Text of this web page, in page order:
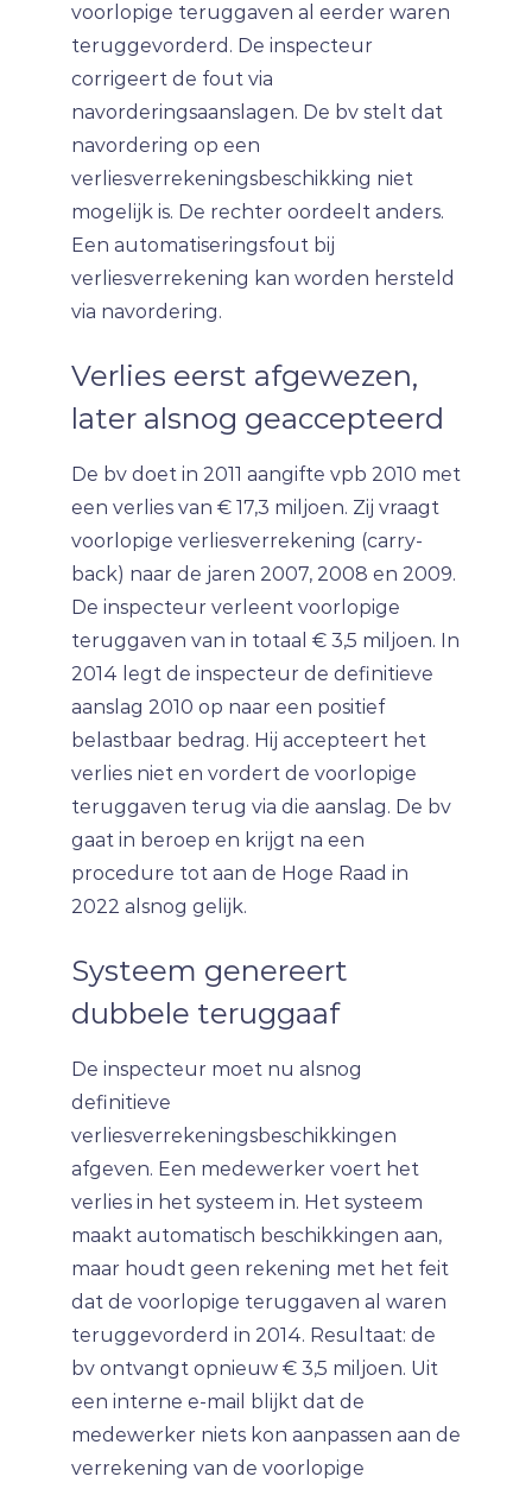
voorlopige teruggaven al eerder waren
teruggevorderd. De inspecteur
corrigeert de fout via
navorderingsaanslagen. De bv stelt dat
navordering op een
verliesverrekeningsbeschikking niet
mogelijk is. De rechter oordeelt anders.
Een automatiseringsfout bij
verliesverrekening kan worden hersteld
via navordering.
Verlies eerst afgewezen,
later alsnog geaccepteerd
De bv doet in 2011 aangifte vpb 2010 met
een verlies van € 17,3 miljoen. Zij vraagt
voorlopige verliesverrekening (carry-
back) naar de jaren 2007, 2008 en 2009.
De inspecteur verleent voorlopige
teruggaven van in totaal € 3,5 miljoen. In
2014 legt de inspecteur de definitieve
aanslag 2010 op naar een positief
belastbaar bedrag. Hij accepteert het
verlies niet en vordert de voorlopige
teruggaven terug via die aanslag. De bv
gaat in beroep en krijgt na een
procedure tot aan de Hoge Raad in
2022 alsnog gelijk.
Systeem genereert
dubbele teruggaaf
De inspecteur moet nu alsnog
definitieve
verliesverrekeningsbeschikkingen
afgeven. Een medewerker voert het
verlies in het systeem in. Het systeem
maakt automatisch beschikkingen aan,
maar houdt geen rekening met het feit
dat de voorlopige teruggaven al waren
teruggevorderd in 2014. Resultaat: de
bv ontvangt opnieuw € 3,5 miljoen. Uit
een interne e-mail blijkt dat de
medewerker niets kon aanpassen aan de
verrekening van de voorlopige